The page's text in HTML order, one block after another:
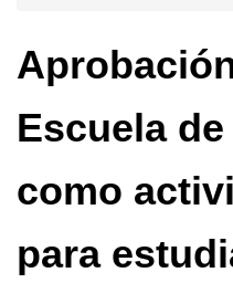
Escuela
como
para